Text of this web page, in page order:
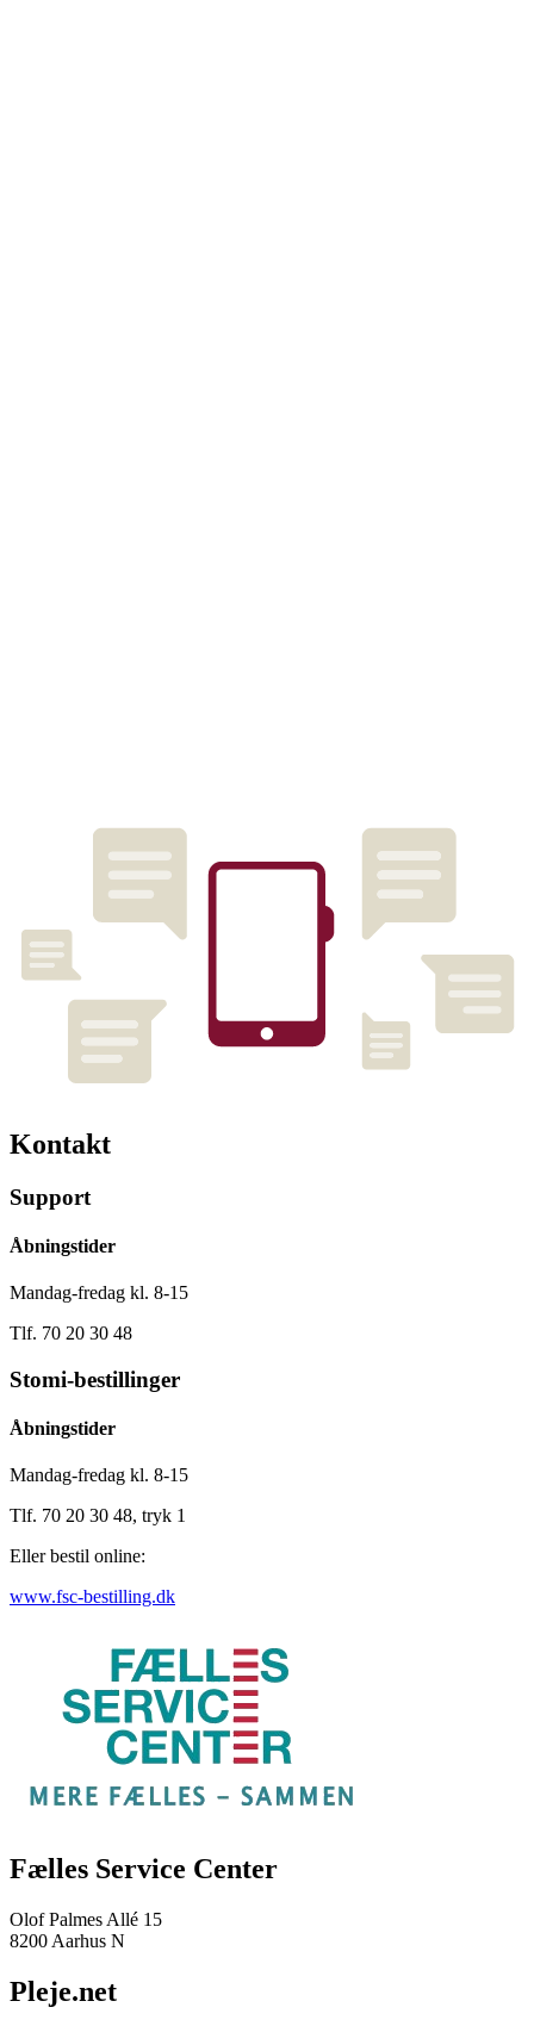
Kontakt
Support
Åbningstider
Mandag-fredag kl. 8-15
Tlf. 70 20 30 48
Stomi-bestillinger
Åbningstider
Mandag-fredag kl. 8-15
Tlf. 70 20 30 48, tryk 1
Eller bestil online:
www.fsc-bestilling.dk
Fælles Service Center
Olof Palmes Allé 15
8200 Aarhus N
Pleje.net